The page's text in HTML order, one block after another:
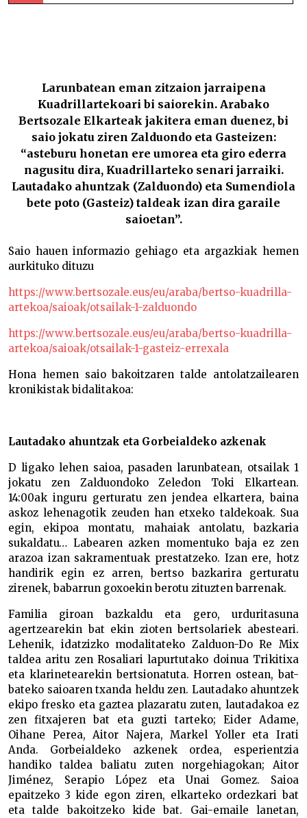
Larunbatean eman zitzaion jarraipena
Kuadrillartekoari bi saiorekin. Arabako
Bertsozale Elkarteak jakitera eman duenez, bi
saio jokatu ziren Zalduondo eta Gasteizen:
“asteburu honetan ere umorea eta giro ederra
nagusitu dira, Kuadrillarteko senari jarraiki.
Lautadako ahuntzak (Zalduondo) eta Sumendiola
bete poto (Gasteiz) taldeak izan dira garaile
saioetan”.
Saio hauen informazio gehiago eta argazkiak hemen
aurkituko dituzu
https://www.bertsozale.eus/eu/araba/bertso-kuadrilla-
artekoa/saioak/otsailak-1-zalduondo
https://www.bertsozale.eus/eu/araba/bertso-kuadrilla-
artekoa/saioak/otsailak-1-gasteiz-errexala
Hona hemen saio bakoitzaren talde antolatzailearen
kronikistak bidalitakoa:
Lautadako ahuntzak eta Gorbeialdeko azkenak
D ligako lehen saioa, pasaden larunbatean, otsailak 1
jokatu zen Zalduondoko Zeledon Toki Elkartean.
14:00ak inguru gerturatu zen jendea elkartera, baina
askoz lehenagotik zeuden han etxeko taldekoak. Sua
egin, ekipoa montatu, mahaiak antolatu, bazkaria
sukaldatu… Labearen azken momentuko baja ez zen
arazoa izan sakramentuak prestatzeko. Izan ere, hotz
handirik egin ez arren, bertso bazkarira gerturatu
zirenek, babarrun goxoekin berotu zituzten barrenak.
Familia giroan bazkaldu eta gero, urduritasuna
agertzearekin bat ekin zioten bertsolariek abesteari.
Lehenik, idatzizko modalitateko Zalduon-Do Re Mix
taldea aritu zen Rosaliari lapurtutako doinua Trikitixa
eta klarinetearekin bertsionatuta. Horren ostean, bat-
bateko saioaren txanda heldu zen. Lautadako ahuntzek
ekipo fresko eta gaztea plazaratu zuten, lautadakoa ez
zen fitxajeren bat eta guzti tarteko; Eider Adame,
Oihane Perea, Aitor Najera, Markel Yoller eta Irati
Anda. Gorbeialdeko azkenek ordea, esperientzia
handiko taldea baliatu zuten norgehiagokan; Aitor
Jiménez, Serapio López eta Unai Gomez. Saioa
epaitzeko 3 kide egon ziren, elkarteko ordezkari bat
eta talde bakoitzeko kide bat. Gai-emaile lanetan,